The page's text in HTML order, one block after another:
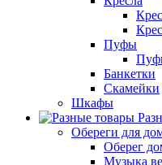
Пуфы
Банкетки
Скамейки
Шкафы
Обереги для
Оберег
Музыка